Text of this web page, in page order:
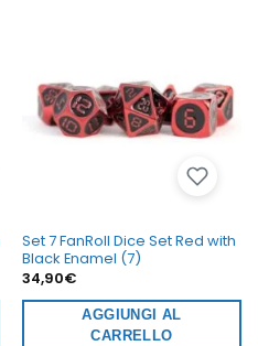
Set 7 FanRoll Dice Set Red with
Black Enamel (7)
34,90€
AGGIUNGI AL
CARRELLO